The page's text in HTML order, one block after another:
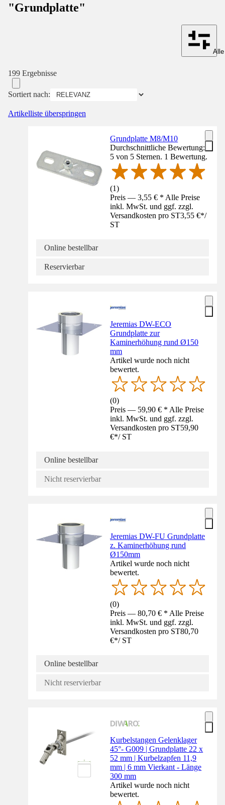
"Grundplatte"
199 Ergebnisse
Sortiert nach:
Artikelliste überspringen
Grundplatte M8/M10
Durchschnittliche Bewertung:
5 von 5 Sternen. 1 Bewertung.
(1)
Preis — 3,55 € * Alle Preise
inkl. MwSt. und ggf. zzgl.
Versandkosten pro ST3,55 €*/
ST
Online bestellbar
Reservierbar
Jeremias DW-ECO
Grundplatte zur
Kaminerhöhung rund Ø150
mm
Artikel wurde noch nicht
bewertet.
(0)
Preis — 59,90 € * Alle Preise
inkl. MwSt. und ggf. zzgl.
Versandkosten pro ST59,90
€*/ ST
Online bestellbar
Nicht reservierbar
Jeremias DW-FU Grundplatte
z. Kaminerhöhung rund
Ø150mm
Artikel wurde noch nicht
bewertet.
(0)
Preis — 80,70 € * Alle Preise
inkl. MwSt. und ggf. zzgl.
Versandkosten pro ST80,70
€*/ ST
Online bestellbar
Nicht reservierbar
Kurbelstangen Gelenklager
45°- G009 | Grundplatte 22 x
52 mm | Kurbelzapfen 11,9
mm | 6 mm Vierkant - Länge
300 mm
Artikel wurde noch nicht
bewertet.